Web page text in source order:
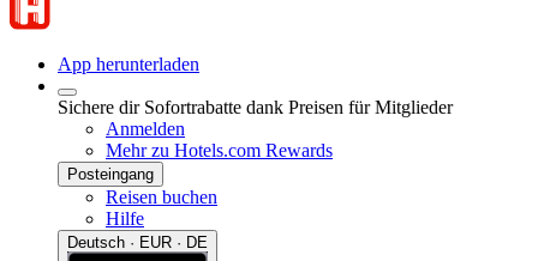
App herunterladen
Sichere dir Sofortrabatte dank Preisen für Mitglieder
Anmelden
Mehr zu Hotels.com Rewards
Posteingang
Reisen buchen
Hilfe
Deutsch · EUR · DE